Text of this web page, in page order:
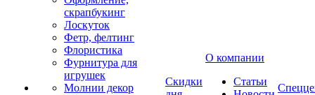
скрапбукинг
Лоскуток
Фетр, фелтинг
Флористика
Фурнитура для
игрушек
Молнии декор
Скидки
О компании
Статьи